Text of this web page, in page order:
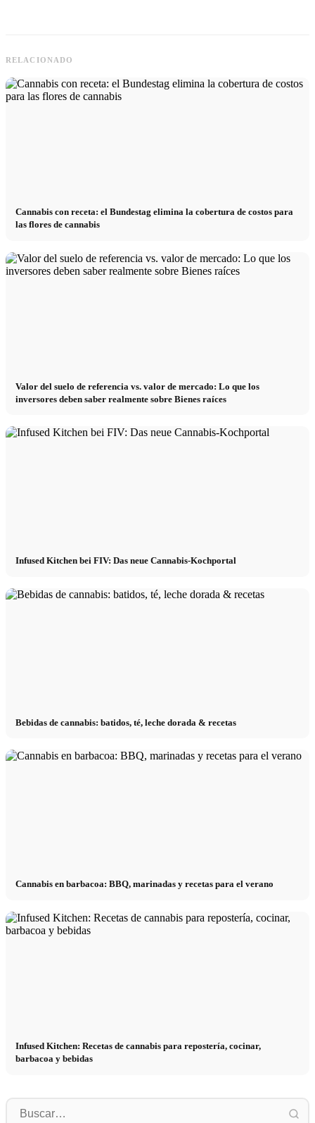
RELACIONADO
Cannabis con receta: el Bundestag elimina la cobertura de costos para
las flores de cannabis
Valor del suelo de referencia vs. valor de mercado: Lo que los
inversores deben saber realmente sobre Bienes raíces
Infused Kitchen bei FIV: Das neue Cannabis-Kochportal
Bebidas de cannabis: batidos, té, leche dorada & recetas
Cannabis en barbacoa: BBQ, marinadas y recetas para el verano
Infused Kitchen: Recetas de cannabis para repostería, cocinar,
barbacoa y bebidas